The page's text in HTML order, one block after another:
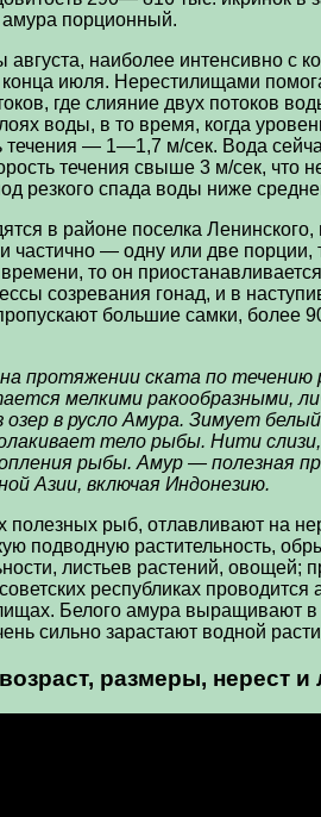
амура порционный.
августа, наиболее интенсивно
июля. Нерестилищами
где слияние двух потоков
воды, в то время, когда
течения — 1—1,7 м/сек. Вода
течения свыше 3 м/сек, что
резкого спада воды ниже
в районе поселка
— одну или две порции,
то он
созревания гонад, и в
большие самки, более
протяжении ската по
мелкими ракообразными,
в русло Амура. Зимует
тело рыбы. Нити
рыбы. Амур — полезная
Азии, включая Индонезию.
полезных рыб, отлавливают
подводную растительность,
листьев растений,
республиках
Белого амура выращивают
сильно зарастают водной
размеры, нерест и